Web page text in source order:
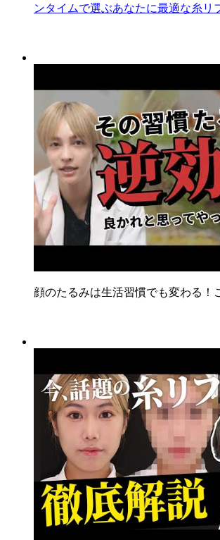
ンタイムで選ぶあなたに最適な糸リ
顔のたるみは生活習慣でも変わる！